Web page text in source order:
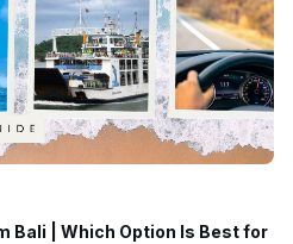
Bali | Which Option Is Best for